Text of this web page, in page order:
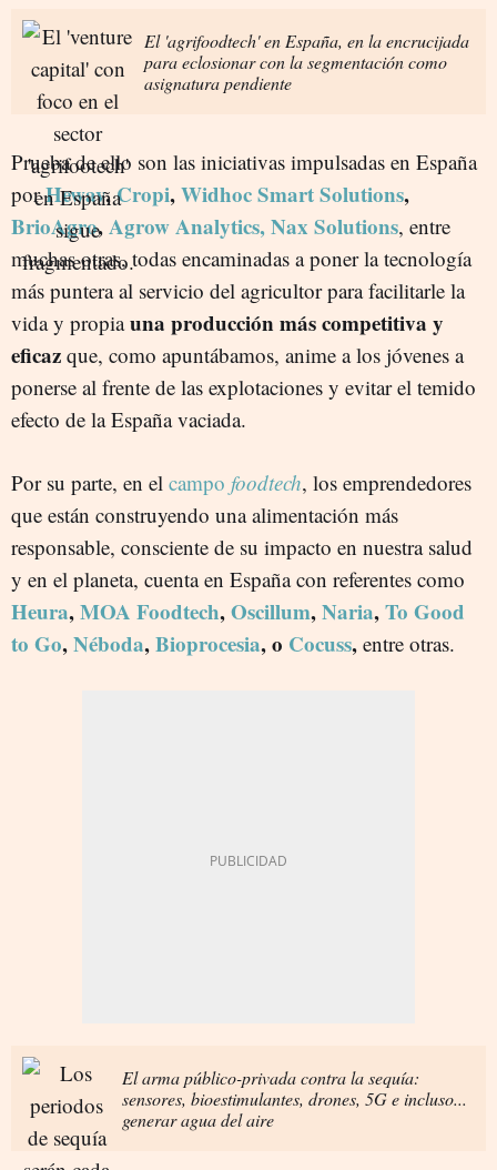
El 'agrifoodtech' en España, en la encrucijada
para eclosionar con la segmentación como
asignatura pendiente
Prueba de ello son las iniciativas impulsadas en España
porHewav,Cropi,Widhoc Smart Solutions,
BrioAgro,Agrow Analytics,Nax Solutions, entre
muchas otras, todas encaminadas a poner la tecnología
más puntera al servicio del agricultor para facilitarle la
vida y propiauna producción más competitiva y
eficaz que, como apuntábamos, anime a los jóvenes a
ponerse al frente de las explotaciones y evitar el temido
efecto de la España vaciada.
Por su parte, en el campo foodtech, los emprendedores
que están construyendo una alimentación más
responsable, consciente de su impacto en nuestra salud
y en el planeta, cuenta en España con referentes como
Heura,MOA Foodtech,Oscillum,Naria,To Good
to Go,Néboda,Bioprocesia, o Cocuss, entre otras.
El arma público-privada contra la sequía:
sensores, bioestimulantes, drones, 5G e incluso...
generar agua del aire